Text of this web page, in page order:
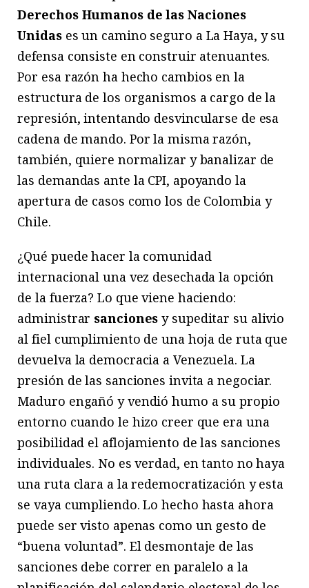
Derechos Humanos de las Naciones
Unidases un camino seguro a La Haya, y su
defensa consiste en construir atenuantes.
Por esa razón ha hecho cambios en la
estructura de los organismos a cargo de la
represión, intentando desvincularse de esa
cadena de mando. Por la misma razón,
también, quiere normalizar y banalizar de
las demandas ante la CPI, apoyando la
apertura de casos como los de Colombia y
Chile.
¿Qué puede hacer la comunidad
internacional una vez desechada la opción
de la fuerza? Lo que viene haciendo:
administrar sanciones y supeditar su alivio
al fiel cumplimiento de una hoja de ruta que
devuelva la democracia a Venezuela. La
presión de las sanciones invita a negociar.
Maduro engañó y vendió humo a su propio
entorno cuando le hizo creer que era una
posibilidad el aflojamiento de las sanciones
individuales. No es verdad, en tanto no haya
una ruta clara a la redemocratización y esta
se vaya cumpliendo. Lo hecho hasta ahora
puede ser visto apenas como un gesto de
“buena voluntad”. El desmontaje de las
sanciones debe correr en paralelo a la